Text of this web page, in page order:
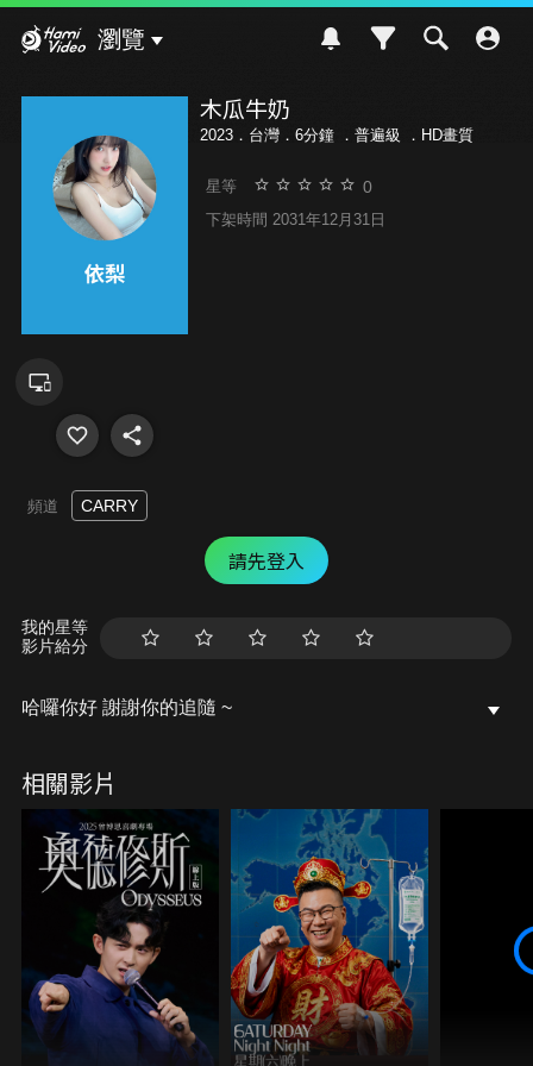
瀏覽
木瓜牛奶
2023．台灣．6分鐘 ． 普遍級 ．HD畫質
星等 0
下架時間 2031年12月31日
頻道 CARRY
請先登入
我的星等
影片給分
哈囉你好 謝謝你的追隨 ~
相關影片